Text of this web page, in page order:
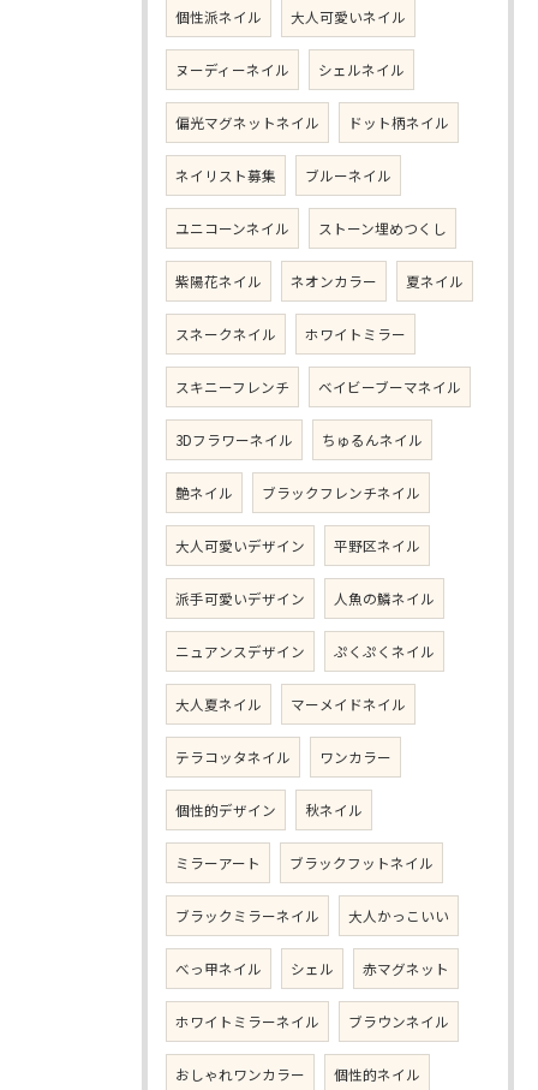
個性派ネイル 大人可愛いネイル
ヌーディーネイル シェルネイル
偏光マグネットネイル ドット柄ネイル
ネイリスト募集 ブルーネイル
ユニコーンネイル ストーン埋めつくし
紫陽花ネイル ネオンカラー 夏ネイル
スネークネイル ホワイトミラー
スキニーフレンチ ベイビーブーマネイル
3Dフラワーネイル ちゅるんネイル
艶ネイル ブラックフレンチネイル
大人可愛いデザイン 平野区ネイル
派手可愛いデザイン 人魚の鱗ネイル
ニュアンスデザイン ぷくぷくネイル
大人夏ネイル マーメイドネイル
テラコッタネイル ワンカラー
個性的デザイン 秋ネイル
ミラーアート ブラックフットネイル
ブラックミラーネイル 大人かっこいい
べっ甲ネイル シェル 赤マグネット
ホワイトミラーネイル ブラウンネイル
おしゃれワンカラー 個性的ネイル